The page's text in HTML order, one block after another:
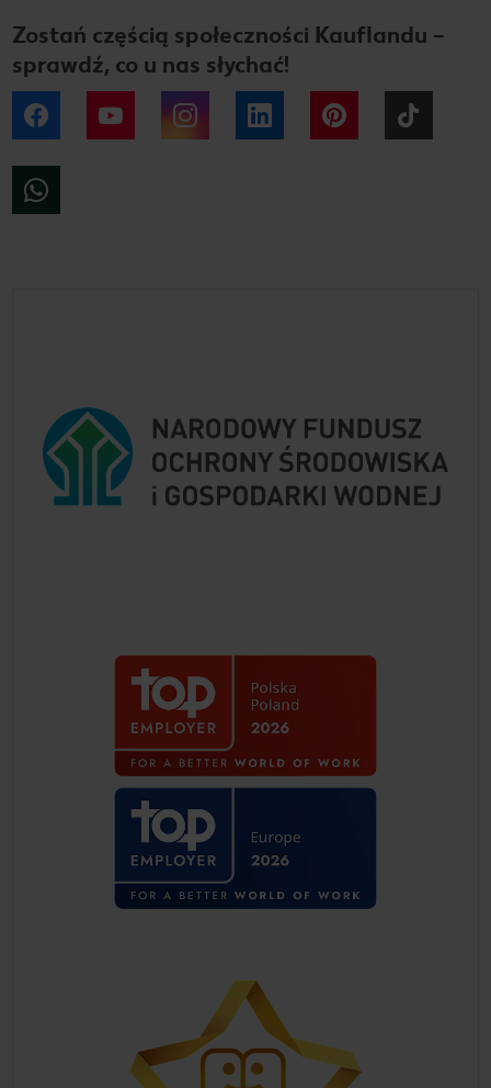
Zostań częścią społeczności Kauflandu –
sprawdź, co u nas słychać!
Facebook YouTube Instagram LinkedIn Pinterest